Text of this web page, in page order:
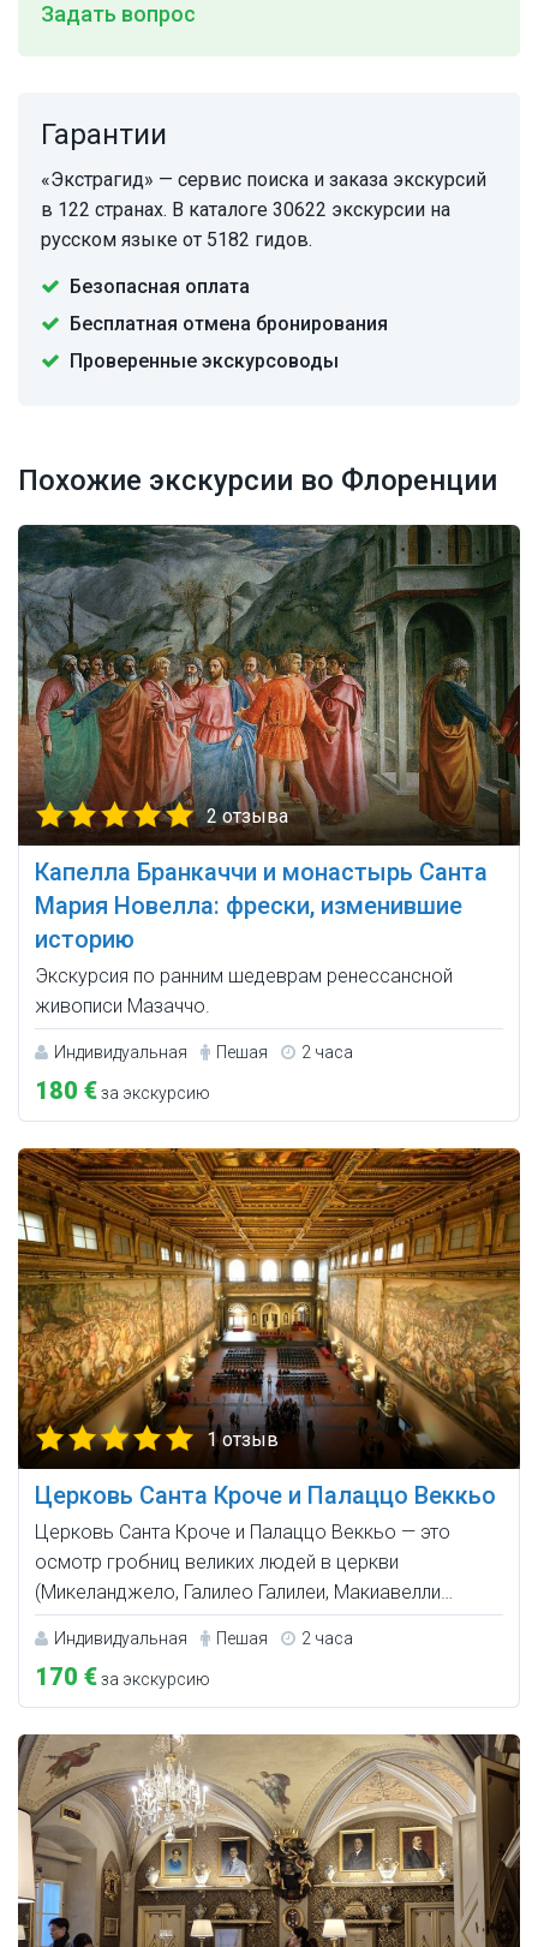
Задать вопрос
Гарантии
«Экстрагид» — сервис поиска и заказа экскурсий
в 122 странах. В каталоге 30622 экскурсии на
русском языке от 5182 гидов.
Безопасная оплата
Бесплатная отмена бронирования
Проверенные экскурсоводы
Похожие экскурсии во Флоренции
2 отзыва
Капелла Бранкаччи и монастырь Санта
Мария Новелла: фрески, изменившие
историю
Экскурсия по ранним шедеврам ренессансной
живописи Мазаччо.
Индивидуальная Пешая 2 часа
180 €за экскурсию
1 отзыв
Церковь Санта Кроче и Палаццо Веккьо
Церковь Санта Кроче и Палаццо Веккьо — это
осмотр гробниц великих людей в церкви
(Микеланджело, Галилео Галилеи, Макиавелли…
Индивидуальная Пешая 2 часа
170 €за экскурсию